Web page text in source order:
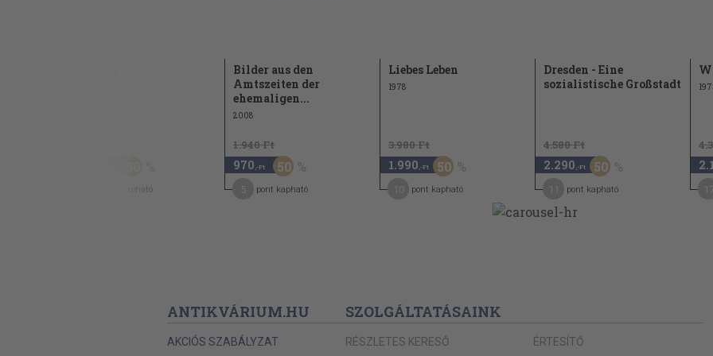
pont kapható
Bilder aus den
Amtszeiten der
ehemaligen...
2008
1.940 Ft
970 ,-Ft 50
pont kapható
Liebes Leben
1978
3.980 Ft
1.990 ,-Ft 50
pont kapható
Dresden - Eine
sozialistische Großstadt
4.580 Ft
2.290 ,-Ft 50
pont kapható
ANTIKVÁRIUM.HU
AKCIÓS SZABÁLYZAT
SZOLGÁLTATÁSAINK
RÉSZLETES KERESŐ ÉRTESÍTŐ